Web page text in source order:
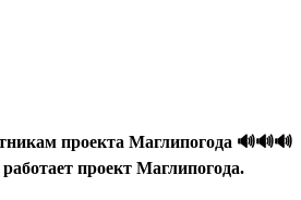
проекта Маглипогода 🔊🔊🔊
проект Маглипогода.